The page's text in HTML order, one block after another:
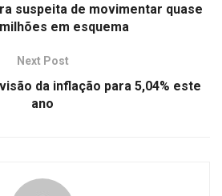
suspeita de movimentar quase
em esquema
Next Post
da inflação para 5,04% este
ano